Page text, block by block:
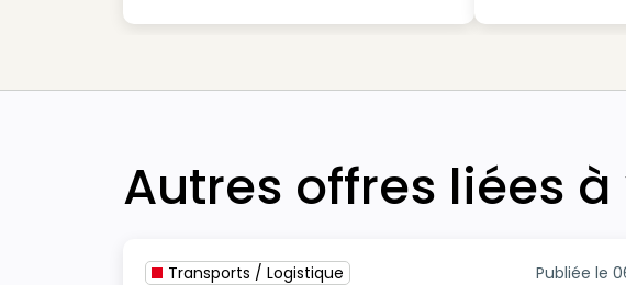
Autres offres liées
Transports / Logistique Publiée le